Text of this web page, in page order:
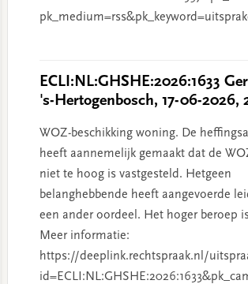
ECLI:NL:GHSHE:2026:1633
's-Hertogenbosch, 17-06-2026,
WOZ-beschikking woning. De
heeft aannemelijk gemaakt dat de
niet te hoog is vastgesteld. Hetgeen
belanghebbende heeft aangevoerde
een ander oordeel. Het hoger beroep
Meer informatie:
https://deeplink.rechtspraak.nl/